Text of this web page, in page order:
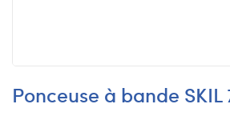
Ponceuse à bande